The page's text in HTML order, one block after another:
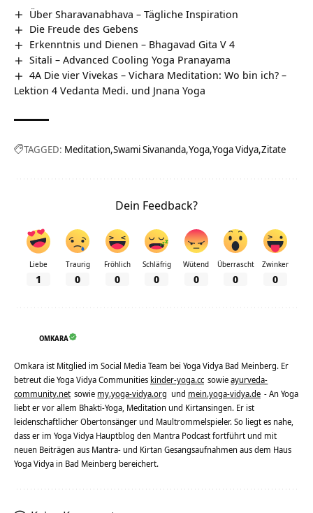
Über Sharavanabhava – Tägliche Inspiration
Die Freude des Gebens
Erkenntnis und Dienen – Bhagavad Gita V 4
Sitali – Advanced Cooling Yoga Pranayama
4A Die vier Vivekas – Vichara Meditation: Wo bin ich? –
Lektion 4 Vedanta Medi. und Jnana Yoga
TAGGED: Meditation Swami Sivananda Yoga Yoga Vidya Zitate
Dein Feedback?
Liebe
1
Traurig
0
Fröhlich
0
Schläfrig
0
Wütend
0
Überrascht
0
Zwinker
0
OMKARA
Omkara ist Mitglied im Social Media Team bei Yoga Vidya Bad Meinberg. Er
betreut die Yoga Vidya Communities kinder-yoga.cc sowieayurveda-
community.net sowie my.yoga-vidya.org und mein.yoga-vidya.de - An Yoga
liebt er vor allem Bhakti-Yoga, Meditation und Kirtansingen. Er ist
leidenschaftlicher Obertonsänger und Maultrommelspieler. So liegt es nahe,
dass er im Yoga Vidya Hauptblog den Mantra Podcast fortführt und mit
neuen Beiträgen aus Mantra- und Kirtan Gesangsaufnahmen aus dem Haus
Yoga Vidya in Bad Meinberg bereichert.